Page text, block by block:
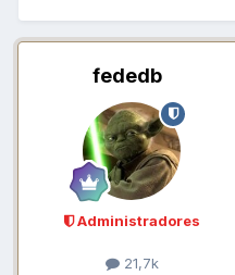
fededb
Administradores
21,7k